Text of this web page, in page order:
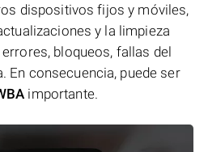
dispositivos fijos y móviles,
y la limpieza
bloqueos, fallas del
En consecuencia, puede ser
importante.